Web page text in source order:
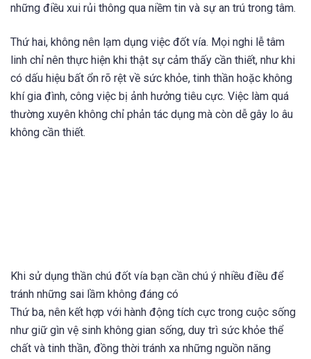
những điều xui rủi thông qua niềm tin và sự an trú trong tâm.
Thứ hai, không nên lạm dụng việc đốt vía. Mọi nghi lễ tâm
linh chỉ nên thực hiện khi thật sự cảm thấy cần thiết, như khi
có dấu hiệu bất ổn rõ rệt về sức khỏe, tinh thần hoặc không
khí gia đình, công việc bị ảnh hưởng tiêu cực. Việc làm quá
thường xuyên không chỉ phản tác dụng mà còn dễ gây lo âu
không cần thiết.
Khi sử dụng thần chú đốt vía bạn cần chú ý nhiều điều để
tránh những sai lầm không đáng có
Thứ ba, nên kết hợp với hành động tích cực trong cuộc sống
như giữ gìn vệ sinh không gian sống, duy trì sức khỏe thể
chất và tinh thần, đồng thời tránh xa những nguồn năng